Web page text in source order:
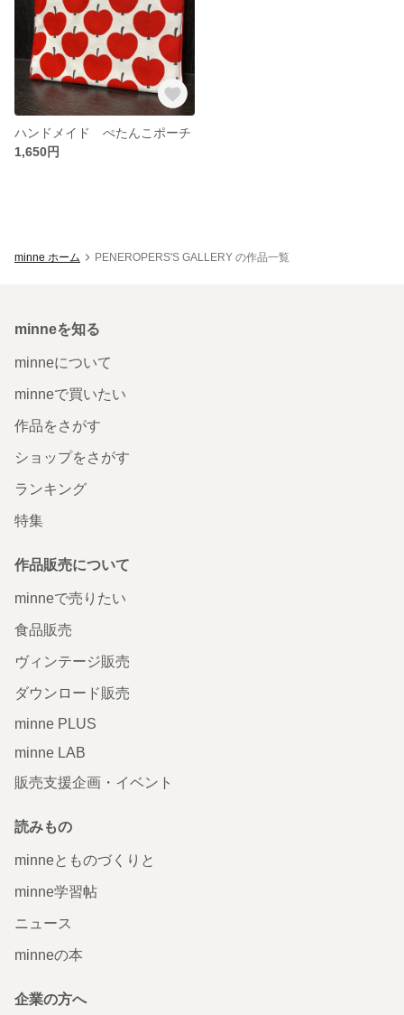
ハンドメイド ぺたんこポーチ
1,650円
minne ホーム PENEROPERS'S GALLERY の作品一覧
minneを知る
minneについて
minneで買いたい
作品をさがす
ショップをさがす
ランキング
特集
作品販売について
minneで売りたい
食品販売
ヴィンテージ販売
ダウンロード販売
minne PLUS
minne LAB
販売支援企画・イベント
読みもの
minneとものづくりと
minne学習帖
ニュース
minneの本
企業の方へ